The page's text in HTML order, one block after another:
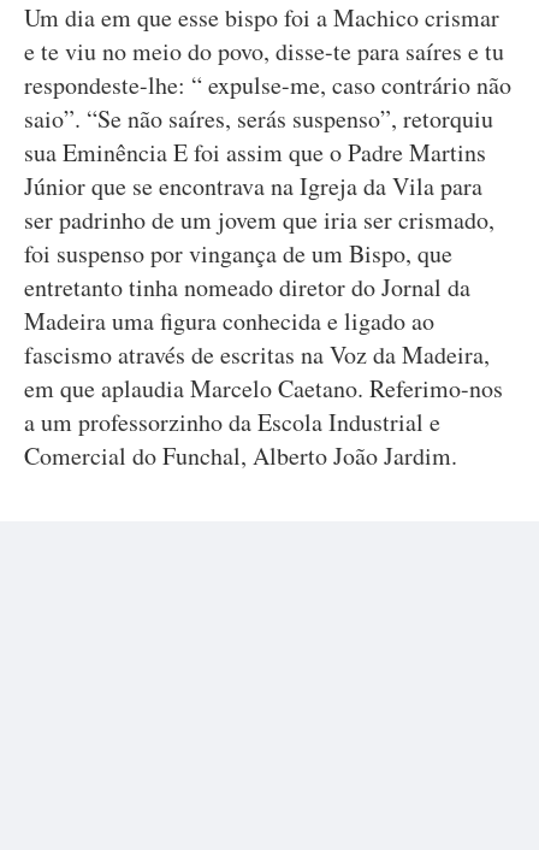
Um dia em que esse bispo foi a Machico crismar
e te viu no meio do povo, disse-te para saíres e tu
respondeste-lhe: “ expulse-me, caso contrário não
saio”. “Se não saíres, serás suspenso”, retorquiu
sua Eminência E foi assim que o Padre Martins
Júnior que se encontrava na Igreja da Vila para
ser padrinho de um jovem que iria ser crismado,
foi suspenso por vingança de um Bispo, que
entretanto tinha nomeado diretor do Jornal da
Madeira uma figura conhecida e ligado ao
fascismo através de escritas na Voz da Madeira,
em que aplaudia Marcelo Caetano. Referimo-nos
a um professorzinho da Escola Industrial e
Comercial do Funchal, Alberto João Jardim.